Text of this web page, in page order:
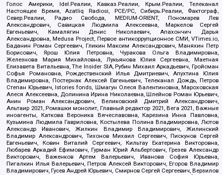
Голос Америки, Idel.Реалии, Кавказ.Реалии, Крым.Реалии, Телеканал
Настоящее Время, Azatliq Radiosi, PCE/PC, Сибирь.Реалии, Фактограф,
Север.Реалии, Радио Свобода, MEDIUM-ORIENT, Пономарев Лев
Александрович, Савицкая Людмила Алексеевна, Маркелов Сергей
Евгеньевич, Камалягин Денис Николаевич, Апахончич Дарья
Александровна, Medusa Project, Первое антикоррупционное СМИ, VTimes.io,
Баданин Роман Сергеевич, Гликин Максим Александрович, Маняхин Петр
Борисович, Ярош Юлия Петровна, Чуракова Ольга Владимировна,
Железнова Мария Михайловна, Лукьянова Юлия Сергеевна, Маетная
Елизавета Витальевна, The Insider SIA, Рубин Михаил Аркадьевич, Гройсман
Софья Романовна, Рождественский Илья Дмитриевич, Апухтина Юлия
Владимировна, Постернак Алексей Евгеньевич, Телеканал Дождь, Петров
Степан Юрьевич, Istories fonds, Шмагун Олеся Валентиновна, Мароховская
Алеся Алексеевна, Долинина Ирина Николаевна, Шлейнов Роман Юрьевич,
Анин Роман Александрович, Великовский Дмитрий Александрович,
Альтаир 2021, Ромашки монолит, Главный редактор 2021, Вега 2021, Важные
иноагенты, Каткова Вероника Вячеславовна, Карезина Инна Павловна,
Кузьмина Людмила Гавриловна, Костылева Полина Владимировна, Лютов
Александр Иванович, Жилкин Владимир Владимирович, Жилинский
Владимир Александрович, Тихонов Михаил Сергеевич, Пискунов Сергей
Евгеньевич, Ковин Виталий Сергеевич, Кильтау Екатерина Викторовна,
Любарев Аркадий Ефимович, Гурман Юрий Альбертович, Грезев Александр
Викторович, Важенков Артем Валерьевич, Иванова София Юрьевна,
Пигалкин Илья Валерьевич, Петров Алексей Викторович, Егоров Владимир
Владимирович, Гусев Андрей Юрьевич, Смирнов Сергей Сергеевич, Верзилов